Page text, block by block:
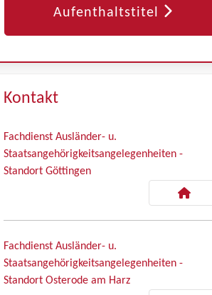
Aufenthaltstitel
Kontakt
Fachdienst Ausländer- u.
Staatsangehörigkeitsangelegenheiten -
Standort Göttingen
Fachdienst Ausländer- u.
Staatsangehörigkeitsangelegenheiten -
Standort Osterode am Harz